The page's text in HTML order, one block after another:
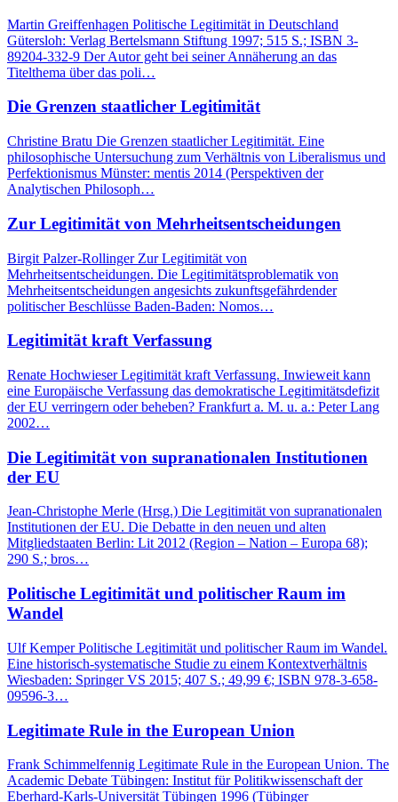
Martin Greiffenhagen Politische Legitimität in Deutschland
Gütersloh: Verlag Bertelsmann Stiftung 1997; 515 S.; ISBN 3-
89204-332-9 Der Autor geht bei seiner Annäherung an das
Titelthema über das poli…
Die Grenzen staatlicher Legitimität
Christine Bratu Die Grenzen staatlicher Legitimität. Eine
philosophische Untersuchung zum Verhältnis von Liberalismus und
Perfektionismus Münster: mentis 2014 (Perspektiven der
Analytischen Philosoph…
Zur Legitimität von Mehrheitsentscheidungen
Birgit Palzer-Rollinger Zur Legitimität von
Mehrheitsentscheidungen. Die Legitimitätsproblematik von
Mehrheitsentscheidungen angesichts zukunftsgefährdender
politischer Beschlüsse Baden-Baden: Nomos…
Legitimität kraft Verfassung
Renate Hochwieser Legitimität kraft Verfassung. Inwieweit kann
eine Europäische Verfassung das demokratische Legitimitätsdefizit
der EU verringern oder beheben? Frankfurt a. M. u. a.: Peter Lang
2002…
Die Legitimität von supranationalen Institutionen
der EU
Jean-Christophe Merle (Hrsg.) Die Legitimität von supranationalen
Institutionen der EU. Die Debatte in den neuen und alten
Mitgliedstaaten Berlin: Lit 2012 (Region – Nation – Europa 68);
290 S.; bros…
Politische Legitimität und politischer Raum im
Wandel
Ulf Kemper Politische Legitimität und politischer Raum im Wandel.
Eine historisch-systematische Studie zu einem Kontextverhältnis
Wiesbaden: Springer VS 2015; 407 S.; 49,99 €; ISBN 978-3-658-
09596-3…
Legitimate Rule in the European Union
Frank Schimmelfennig Legitimate Rule in the European Union. The
Academic Debate Tübingen: Institut für Politikwissenschaft der
Eberhard-Karls-Universität Tübingen 1996 (Tübinger